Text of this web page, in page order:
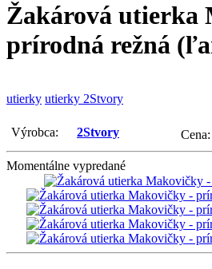
Žakárová utierka
prírodná režná
utierky utierky 2Stvory
Výrobca: 2Stvory Cena:
Momentálne vypredané